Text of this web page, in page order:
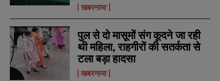
खबरनामा
पुल से दो मासूमों संग कूदने जा रही
थी महिला, राहगीरों की सतर्कता से
टला बड़ा हादसा
खबरनामा